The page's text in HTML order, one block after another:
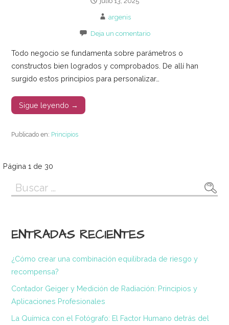
argenis
Deja un comentario
Todo negocio se fundamenta sobre parámetros o
constructos bien logrados y comprobados. De allí han
surgido estos principios para personalizar…
Sigue leyendo →
Publicado en: Principios
Navegación
por
Entrada
Página 1 de 30
Buscar:
ENTRADAS RECIENTES
¿Cómo crear una combinación equilibrada de riesgo y
recompensa?
Contador Geiger y Medición de Radiación: Principios y
Aplicaciones Profesionales
La Química con el Fotógrafo: El Factor Humano detrás del